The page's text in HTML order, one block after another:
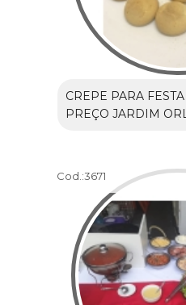
CREPE PARA
PREÇO JARDIM
Cod.:3671